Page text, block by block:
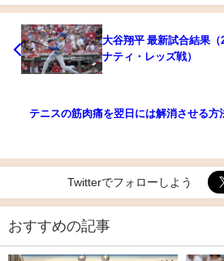
大谷翔平 最新試合結果
ナティ・レッズ戦）
テニスの筋肉痛を翌日には解消させる方
Twitterでフォローしよう
おすすめの記事